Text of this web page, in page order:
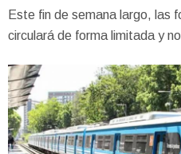
Este fin de semana largo, las
circulará de forma limitada y